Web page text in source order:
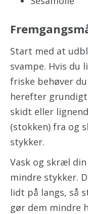
Start med at
svampe. Hvis du
friske behøver
herefter
skidt eller
(stokken) fra og
stykker.
Vask og skræl
mindre stykker.
lidt på langs, så
gør dem mindre